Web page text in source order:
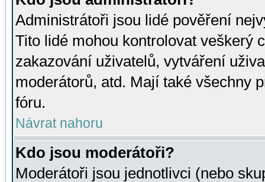
Administrátoři jsou lidé pověření
Tito lidé mohou kontrolovat veškerý
zakazování uživatelů, vytváření
moderátorů, atd. Mají také všechny
fóru.
Návrat nahoru
Kdo jsou moderátoři?
Moderátoři jsou jednotlivci (nebo